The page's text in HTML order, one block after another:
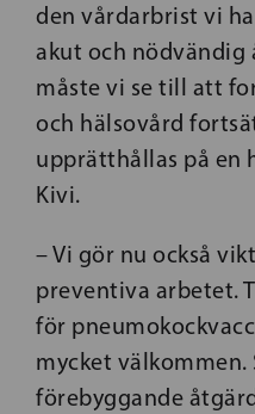
den vårdarbrist vi
akut och nödvändig
måste vi se till att
och hälsovård
upprätthållas på en
Kivi.
– Vi gör nu också
preventiva arbetet.
för
mycket välkommen.
förebyggande